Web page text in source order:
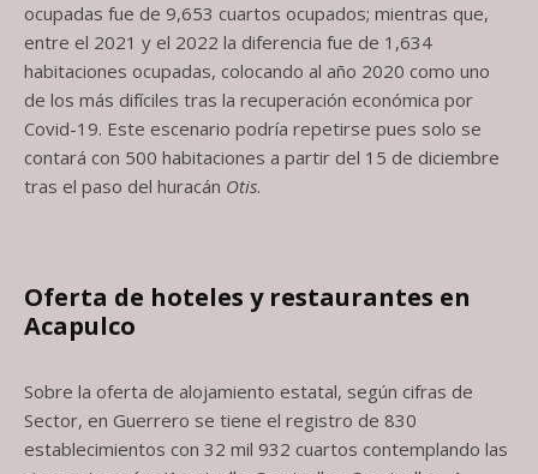
ocupadas fue de 9,653 cuartos ocupados; mientras que,
entre el 2021 y el 2022 la diferencia fue de 1,634
habitaciones ocupadas, colocando al año 2020 como uno
de los más difíciles tras la recuperación económica por
Covid-19. Este escenario podría repetirse pues solo se
contará con 500 habitaciones a partir del 15 de diciembre
tras el paso del huracán Otis.
Oferta de hoteles y restaurantes en
Acapulco
Sobre la oferta de alojamiento estatal, según cifras de
Sector, en Guerrero se tiene el registro de 830
establecimientos con 32 mil 932 cuartos contemplando las